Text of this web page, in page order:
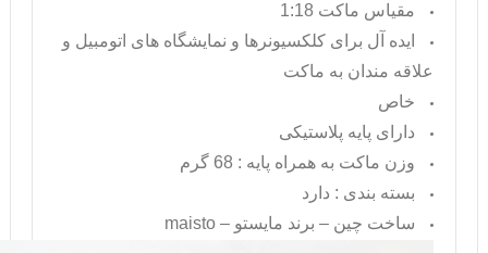
مقیاس ماکت 1:18
ایده آل برای کلکسیونرها و نمایشگاه های اتومبیل و
علاقه مندان به ماکت
خاص
دارای پایه پلاستیکی
وزن ماکت به همراه پایه : 68 گرم
بسته بندی : دارد
ساخت چین – برند مایستو – maisto